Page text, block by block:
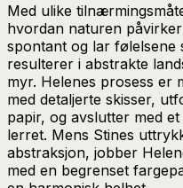
Med ulike
hvordan naturen
spontant og lar følelsene
resulterer i abstrakte
myr. Helenes prosess
med detaljerte skisser,
papir, og avslutter med
lerret. Mens Stines
abstraksjon, jobber
med en begrenset